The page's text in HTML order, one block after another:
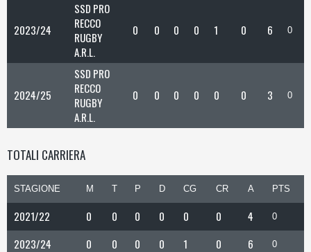
2023/24
SSD PRO
RECCO
RUGBY
A.R.L.
0 0 0 0 1 0 6 0
2024/25
SSD PRO
RECCO
RUGBY
A.R.L.
0 0 0 0 0 0 3 0
TOTALI CARRIERA
STAGIONE M T P D CG CR A PTS
2021/22 0 0 0 0 0 0 4 0
2023/24 0 0 0 0 1 0 6 0